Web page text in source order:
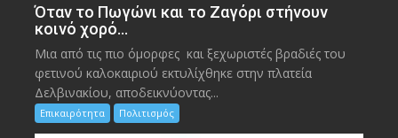
Όταν το Πωγώνι και το Ζαγόρι στήνουν
κοινό χορό…
Μια από τις πιο όμορφες και ξεχωριστές βραδιές του
φετινού καλοκαιριού εκτυλίχθηκε στην πλατεία
Δελβινακίου, αποδεικνύοντας...
Επικαιρότητα Πολιτισμός